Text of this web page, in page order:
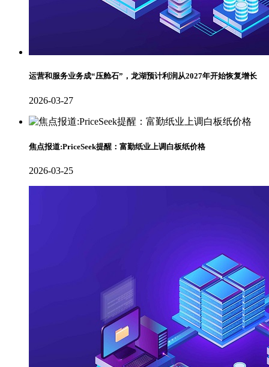
运营和服务业务成“压舱石”，龙湖预计利润从2027年开始恢复增长
2026-03-27
焦点报道:PriceSeek提醒：富勤纸业上调白板纸价格
2026-03-25